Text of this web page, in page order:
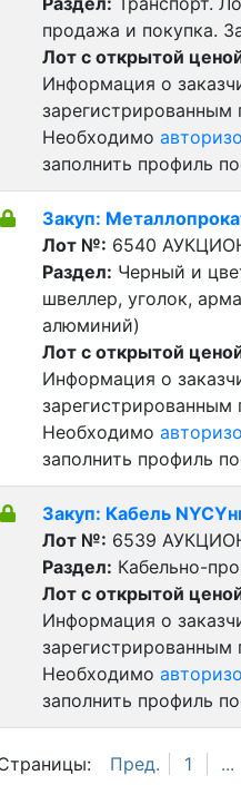
Пред. 1 ...
продажа и покупка.
Лот с открытой
Информация о
зарегистрированным
Необходимо
заполнить профиль
Закуп:
Лот №: 6540
Раздел: Черный и
швеллер, уголок,
алюминий)
Лот с открытой
Информация о
зарегистрированным
Необходимо
заполнить профиль
Закуп: Кабель
Лот №: 6539
Раздел: Кабельно-
Лот с открытой
Информация о
зарегистрированным
Необходимо
заполнить профиль